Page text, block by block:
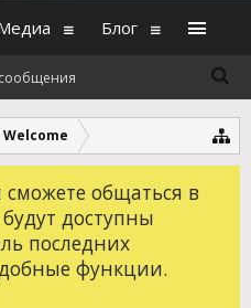
общаться в
доступны
последних
функции.
Блог